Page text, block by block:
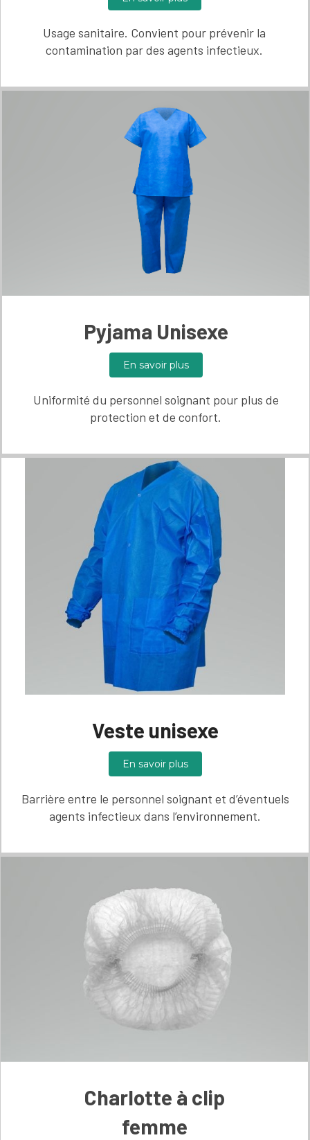
Usage sanitaire. Convient pour prévenir la
contamination par des agents infectieux.
Pyjama Unisexe
En savoir plus
Uniformité du personnel soignant pour plus de
protection et de confort.
Veste unisexe
En savoir plus
Barrière entre le personnel soignant et d’éventuels
agents infectieux dans l’environnement.
Charlotte à clip
femme